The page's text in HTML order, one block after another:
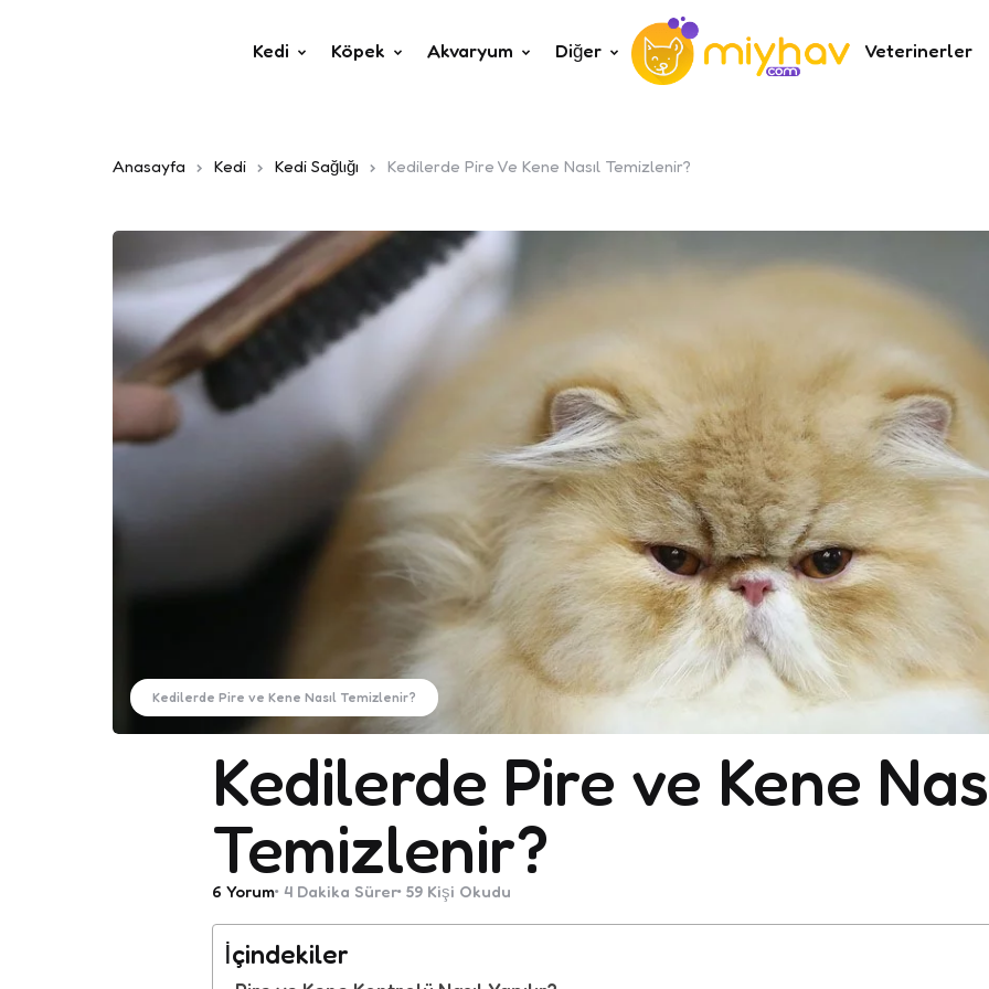
Kedi Köpek Akvaryum Diğer Veterinerler
Anasayfa Kedi Kedi Sağlığı Kedilerde Pire Ve Kene Nasıl Temizlenir?
Kedilerde Pire ve Kene Nasıl Temizlenir?
Kedilerde Pire ve Kene
Temizlenir?
6 Yorum 4 Dakika Sürer 59 Kişi Okudu
İçindekiler